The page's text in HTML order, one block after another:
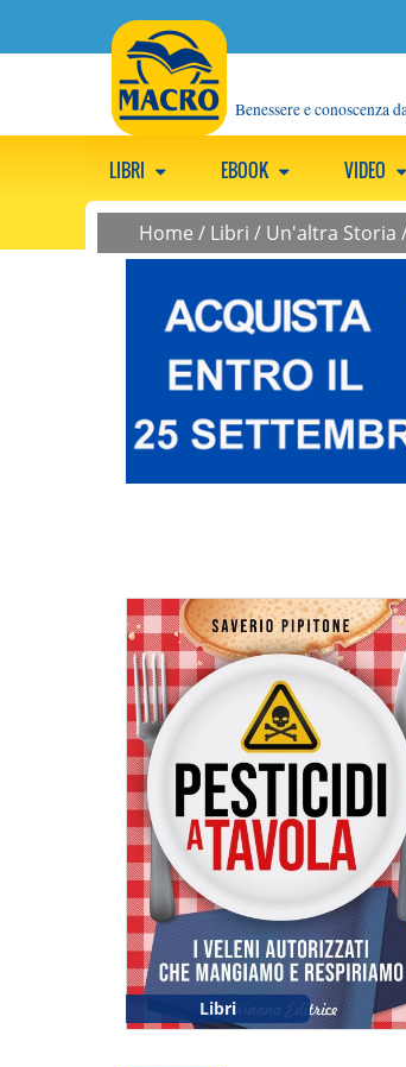
Benessere e conoscenza
LIBRI EBOOK VIDEO
Home / Libri / Un'altra Storia
Libri